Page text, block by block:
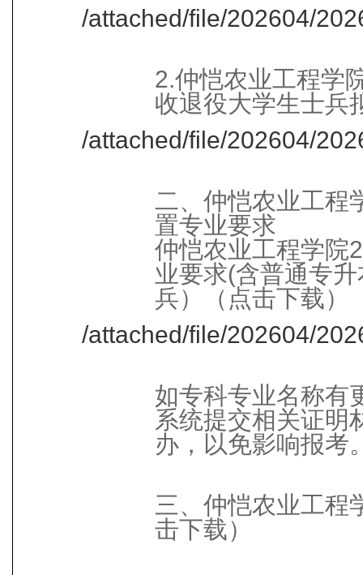
/attached/file/202604/
2.仲恺农业工程学
收退役大学生士兵
/attached/file/202604/
二、仲恺农业工程
置专业要求
仲恺农业工程学院
业要求(含普通专
兵）（点击下载）
/attached/file/202604/
如专科专业名称有
系统提交相关证明
办，以免影响报考
三、仲恺农业工程
击下载）